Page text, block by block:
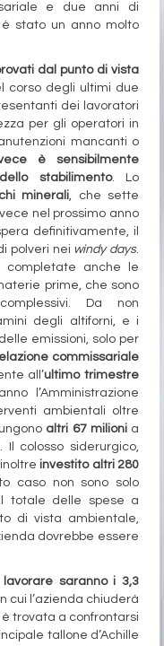
e due anni di
stato un anno molto
dal punto di vista
corso degli ultimi due
dei lavoratori
per gli operatori in
mancanti o
è sensibilmente
stabilimento. Lo
minerali, che sette
nel prossimo anno
definitivamente, il
polveri nei windy days.
completate anche le
prime, che sono
Da non
degli altiforni, e i
emissioni, solo per
commissariale
all’ultimo trimestre
l’Amministrazione
ambientali oltre
altri 67 milionia
colosso siderurgico,
investito altri 280
caso non sono solo
totale delle spese a
di vista ambientale,
dovrebbe essere
saranno i 3,3
cui l’azienda chiuderà
è trovata a confrontarsi
tallone d’Achille